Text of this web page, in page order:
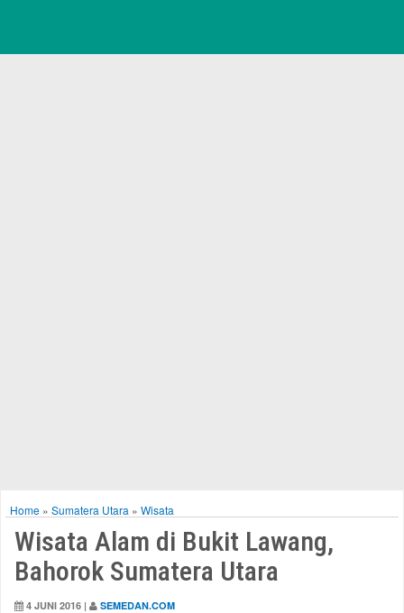
Home » Sumatera Utara » Wisata
Wisata Alam di Bukit Lawang,
Bahorok Sumatera Utara
4 JUNI 2016 | SEMEDAN.COM